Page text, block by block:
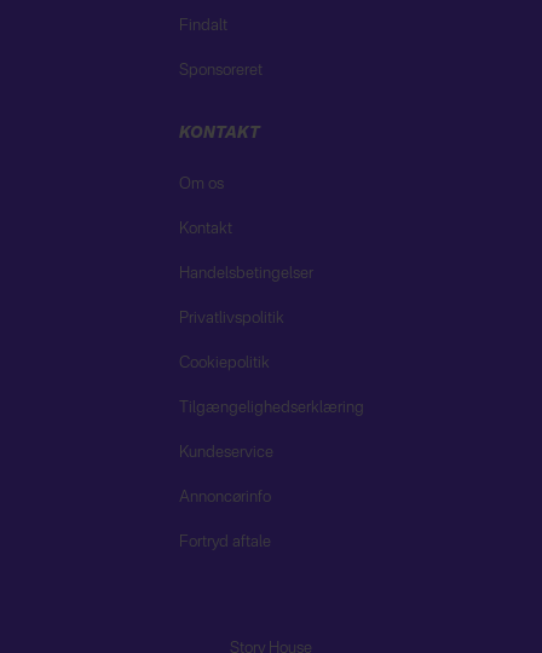
Findalt
Sponsoreret
KONTAKT
Om os
Kontakt
Handelsbetingelser
Privatlivspolitik
Cookiepolitik
Tilgængelighedserklæring
Kundeservice
Annoncørinfo
Fortryd aftale
Story House